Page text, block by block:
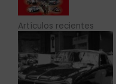
Artículos recientes